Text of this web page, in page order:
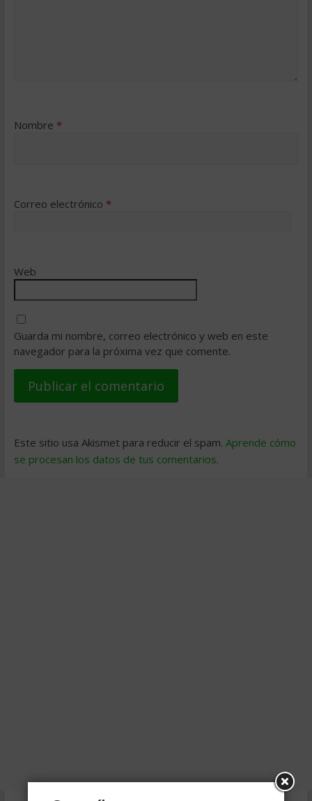
Nombre *
Correo electrónico *
Web
Guarda mi nombre, correo electrónico y web en este
navegador para la próxima vez que comente.
Este sitio usa Akismet para reducir el spam. Aprende cómo
se procesan los datos de tus comentarios.